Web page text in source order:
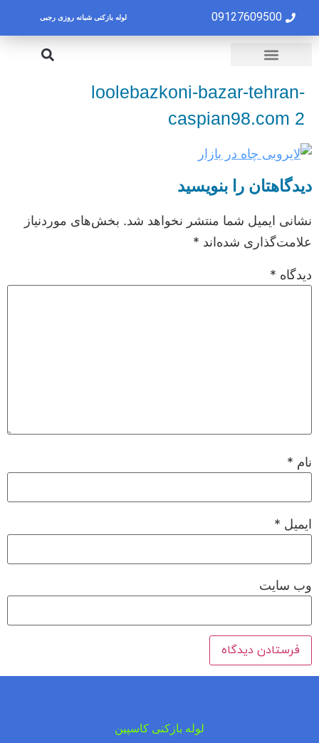
09127609500 لوله بازکنی شبانه روزی رجبی
loolebazkoni-bazar-tehran-
caspian98.com 2
دیدگاهتان را بنویسید
نشانی ایمیل شما منتشر نخواهد شد. بخش‌های موردنیاز
علامت‌گذاری شده‌اند *
دیدگاه *
نام *
ایمیل *
وب‌ سایت
لوله بازکنی کاسپین